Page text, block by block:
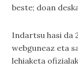
beste; doan
Indartsu hasi da
webguneaz eta
lehiaketa